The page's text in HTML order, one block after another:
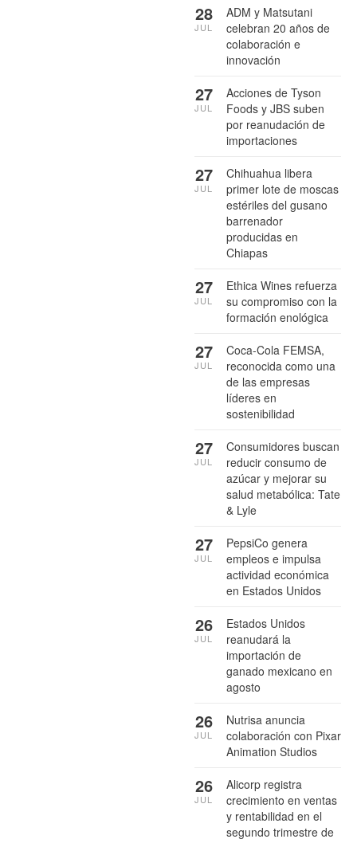
ADM y Matsutani
celebran 20 años de
colaboración e
innovación
28
JUL
Acciones de Tyson
Foods y JBS suben
por reanudación de
importaciones
27
JUL
Chihuahua libera
primer lote de moscas
estériles del gusano
barrenador
producidas en
Chiapas
27
JUL
Ethica Wines refuerza
su compromiso con la
formación enológica
27
JUL
Coca-Cola FEMSA,
reconocida como una
de las empresas
líderes en
sostenibilidad
27
JUL
Consumidores buscan
reducir consumo de
azúcar y mejorar su
salud metabólica: Tate
& Lyle
27
JUL
PepsiCo genera
empleos e impulsa
actividad económica
en Estados Unidos
27
JUL
Estados Unidos
reanudará la
importación de
ganado mexicano en
agosto
26
JUL
Nutrisa anuncia
colaboración con Pixar
Animation Studios
26
JUL
Alicorp registra
crecimiento en ventas
y rentabilidad en el
segundo trimestre de
26
JUL